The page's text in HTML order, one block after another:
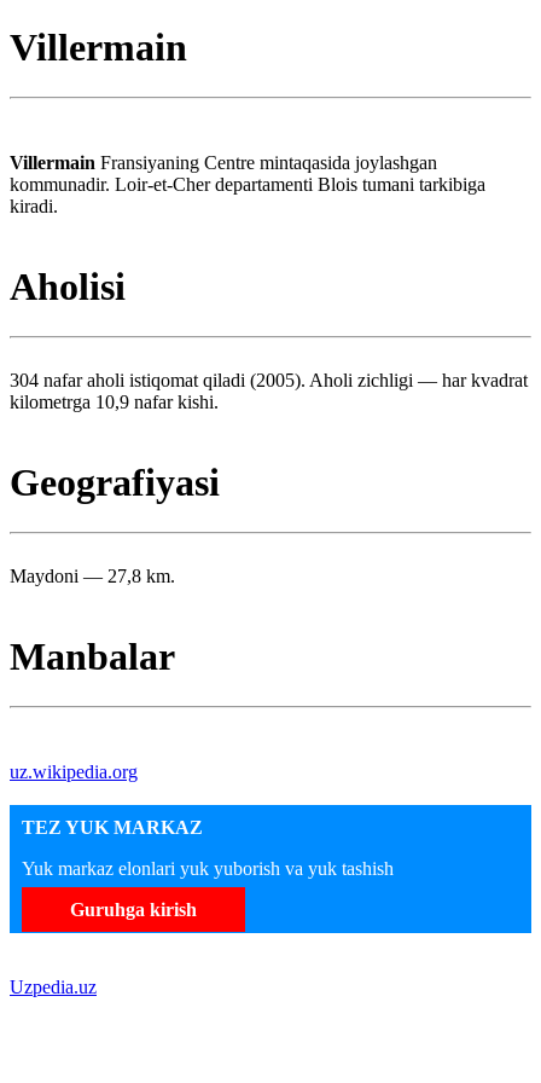
Villermain
Villermain Fransiyaning Centre mintaqasida joylashgan
kommunadir. Loir-et-Cher departamenti Blois tumani tarkibiga
kiradi.
Aholisi
304 nafar aholi istiqomat qiladi (2005). Aholi zichligi — har kvadrat
kilometrga 10,9 nafar kishi.
Geografiyasi
Maydoni — 27,8 km.
Manbalar
uz.wikipedia.org
TEZ YUK MARKAZ
Yuk markaz elonlari yuk yuborish va yuk tashish
Guruhga kirish
Uzpedia.uz